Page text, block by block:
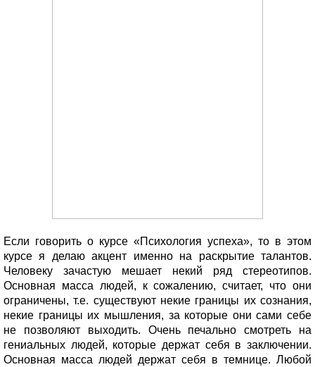
Если говорить о курсе «Психология успеха», то в этом
курсе я делаю акцент именно на раскрытие талантов.
Человеку зачастую мешает некий ряд стереотипов.
Основная масса людей, к сожалению, считает, что они
ограничены, т.е. существуют некие границы их сознания,
некие границы их мышления, за которые они сами себе
не позволяют выходить. Очень печально смотреть на
гениальных людей, которые держат себя в заключении.
Основная масса людей держат себя в темнице. Любой